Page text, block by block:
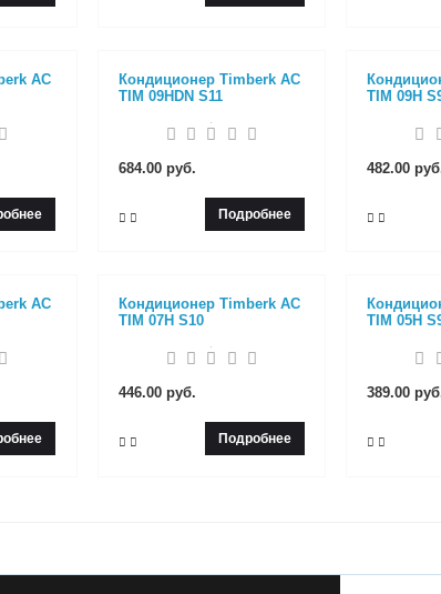
AC
Кондиционер Timberk AC
TIM 09HDN S11
684.00 руб.
Подробнее
TIM 09H
482.00
AC
Кондиционер Timberk AC
TIM 07H S10
446.00 руб.
Подробнее
TIM 05H
389.00